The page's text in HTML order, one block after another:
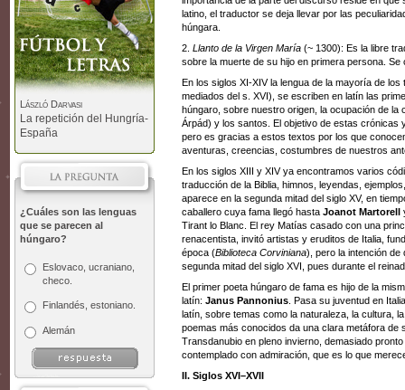
László Darvasi
La repetición del Hungría-
España
¿Cuáles son las lenguas
que se parecen al
húngaro?
Eslovaco, ucraniano,
checo.
Finlandés, estoniano.
Alemán
latino, el traductor se deja llevar por las
húngara.
2. Llanto de la Virgen María (~ 1300): Es la libre
sobre la muerte de su hijo en primera persona.
En los siglos XI-XIV la lengua de la mayoría de
mediados del s. XVI), se escriben en latín las
húngaro, sobre nuestro origen, la ocupación de
Árpád) y los santos. El objetivo de estas crónicas
pero es gracias a estos textos por los que
aventuras, creencias, costumbres de nuestros
En los siglos XIII y XIV ya encontramos varios
traducción de la Biblia, himnos, leyendas,
aparece en la segunda mitad del siglo XV, en
caballero cuya fama llegó hasta Joanot Martorell
Tirant lo Blanc. El rey Matías casado con una
renacentista, invitó artistas y eruditos de Italia,
época (Biblioteca Corviniana), pero la intención de
segunda mitad del siglo XVI, pues durante el
El primer poeta húngaro de fama es hijo de la
latín: Janus Pannonius . Pasa su juventud en
latín, sobre temas como la naturaleza, la cultura,
poemas más conocidos da una clara metáfora de
Transdanubio en pleno invierno, demasiado
contemplado con admiración, que es lo que
II. Siglos XVI–XVII